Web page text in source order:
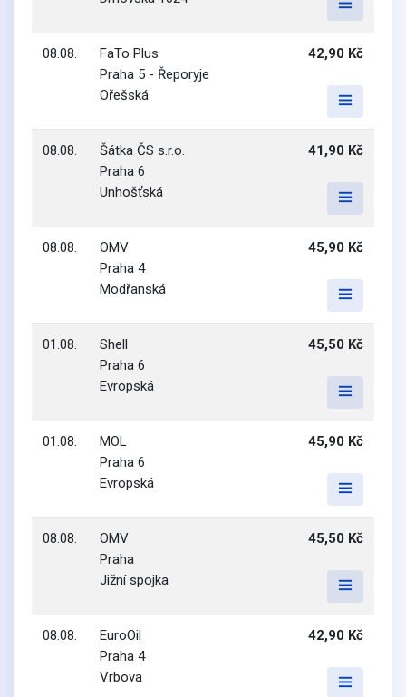
08.08.
FaTo Plus
Praha 5 - Řeporyje
Ořešská
42,90 Kč
08.08.
Šátka ČS s.r.o.
Praha 6
Unhošťská
41,90 Kč
08.08.
OMV
Praha 4
Modřanská
45,90 Kč
01.08.
Shell
Praha 6
Evropská
45,50 Kč
01.08.
MOL
Praha 6
Evropská
45,90 Kč
08.08.
OMV
Praha
Jižní spojka
45,50 Kč
08.08.
EuroOil
Praha 4
Vrbova
42,90 Kč